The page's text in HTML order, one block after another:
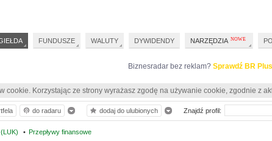
Biznesradar bez reklam? Sprawdź BR Plus
cookie. Korzystając ze strony wyrażasz zgodę na używanie cookie, zgodnie z
• Przepływy finansowe
do radaru dodaj do ulubionych Znajdź profil:
FUNDUSZE WALUTY DYWIDENDY NARZĘDZIA